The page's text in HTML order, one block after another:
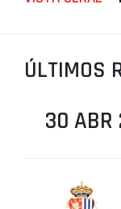
LIGA
LIGA
ÚLTIMOS
30 ABR